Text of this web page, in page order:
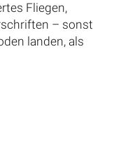
Fliegen,
– sonst
landen, als